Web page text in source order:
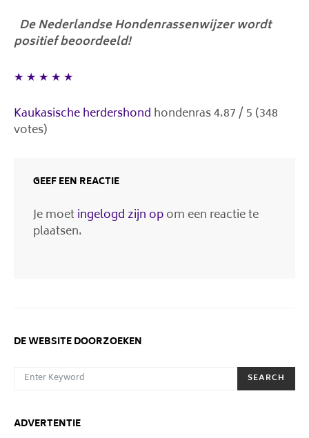
De Nederlandse Hondenrassenwijzer wordt
positief beoordeeld!
★ ★ ★ ★ ★
Kaukasische herdershond hondenras4.87/5 (348
votes)
GEEF EEN REACTIE
Je moetingelogd zijn opom een reactie te
plaatsen.
DE WEBSITE DOORZOEKEN
SEARCH FOR:
SEARCH
ADVERTENTIE